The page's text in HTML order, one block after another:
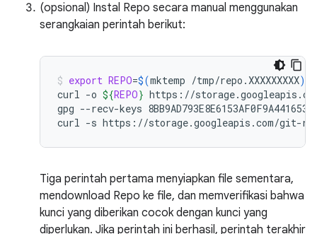
(opsional) Instal Repo secara manual menggunakan
serangkaian perintah berikut:
export REPO=$(mktemp /tmp/repo.XXXXXXXXX)
curl -o ${REPO} https://
gpg --recv-keys
curl -s https://storage.googleapis.com/git-
Tiga perintah pertama menyiapkan file sementara,
mendownload Repo ke file, dan memverifikasi bahwa
kunci yang diberikan cocok dengan kunci yang
diperlukan. Jika perintah ini berhasil, perintah terakhir